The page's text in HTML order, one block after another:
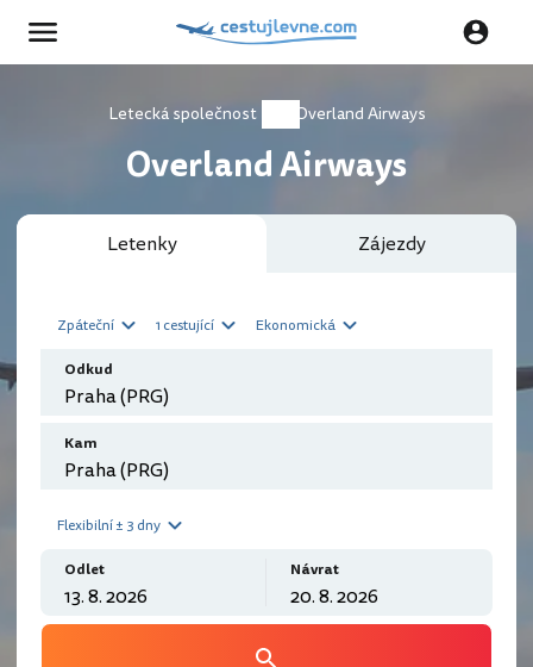
Letecká společnost Overland Airways
Overland Airways
Letenky Zájezdy
Zpáteční 1 cestující Ekonomická
Odkud
Kam
Flexibilní ± 3 dny
Odlet Návrat